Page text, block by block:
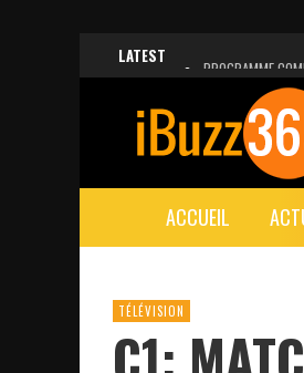
LATEST
PROGRAMME
FACEBOOK,
UNE VIDÉO 4K
LANCEMENT DU
DÉCÈS DE L’EX-
ACCUEIL
TÉLÉVISION